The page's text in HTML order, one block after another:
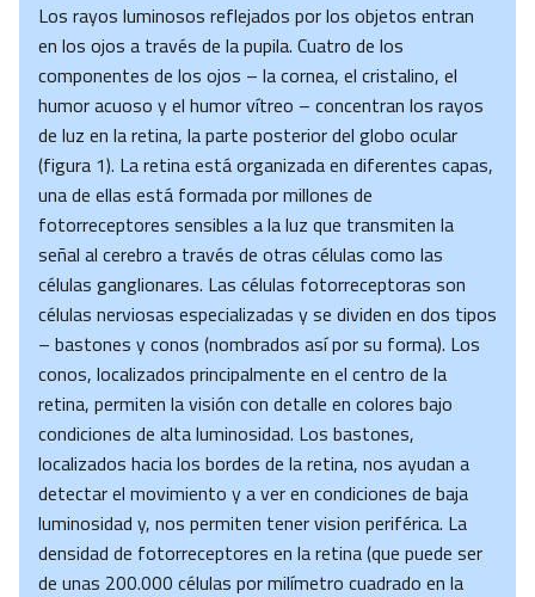
Los rayos luminosos reflejados por los objetos entran
en los ojos a través de la pupila. Cuatro de los
componentes de los ojos – la cornea, el cristalino, el
humor acuoso y el humor vítreo – concentran los rayos
de luz en la retina, la parte posterior del globo ocular
(figura 1). La retina está organizada en diferentes capas,
una de ellas está formada por millones de
fotorreceptores sensibles a la luz que transmiten la
señal al cerebro a través de otras células como las
células ganglionares. Las células fotorreceptoras son
células nerviosas especializadas y se dividen en dos tipos
– bastones y conos (nombrados así por su forma). Los
conos, localizados principalmente en el centro de la
retina, permiten la visión con detalle en colores bajo
condiciones de alta luminosidad. Los bastones,
localizados hacia los bordes de la retina, nos ayudan a
detectar el movimiento y a ver en condiciones de baja
luminosidad y, nos permiten tener vision periférica. La
densidad de fotorreceptores en la retina (que puede ser
de unas 200.000 células por milímetro cuadrado en la